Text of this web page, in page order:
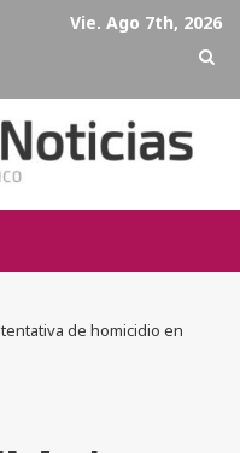
Vie. Ago 7th, 2026
de homicidio en